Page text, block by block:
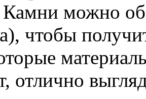
можно
чтобы
отлично